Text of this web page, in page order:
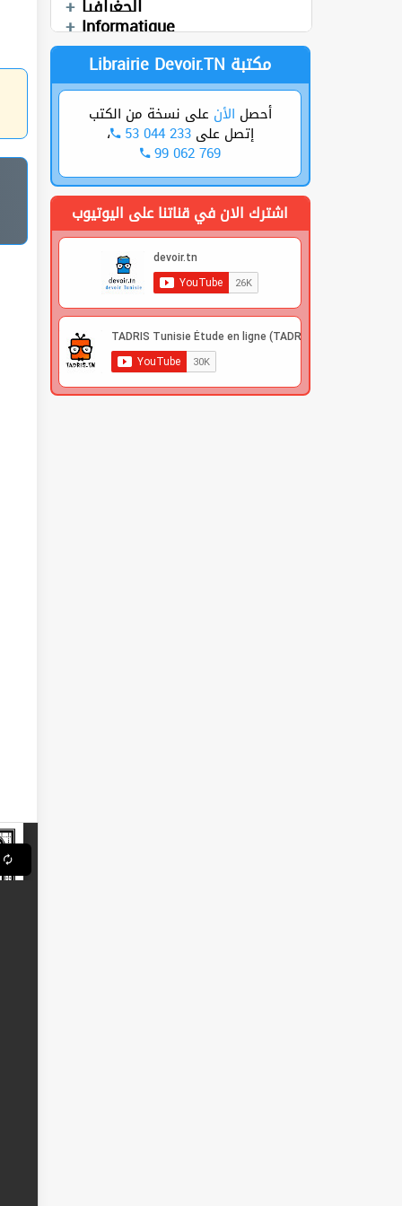
الجغرافيا
العربية
Technologie
Informatique
Devoirs
Librairie Devoir.TN مكتبة
أحصل الأن على نسخة من الكتب
إتصل على53 044 233 ،
99 062 769
اشترك الان في قناتنا على اليوتيوب